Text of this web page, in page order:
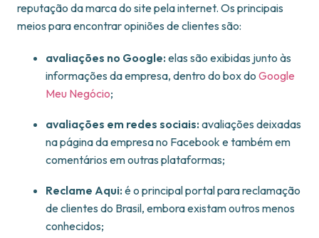
reputação da marca do site pela internet. Os principais
meios para encontrar opiniões de clientes são:
avaliações no Google: elas são exibidas junto às
informações da empresa, dentro do box do Google
Meu Negócio;
avaliações em redes sociais: avaliações deixadas
na página da empresa no Facebook e também em
comentários em outras plataformas;
Reclame Aqui: é o principal portal para reclamação
de clientes do Brasil, embora existam outros menos
conhecidos;